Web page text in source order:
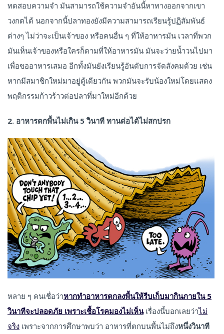
ทดสอบความจำ มันสามารถใช้ความจำอันนี้หาทางออกจากเขา
วงกตได้ นอกจากนี้ปลาทองยังมีความสามารถเรียนรู้ปฏิสัมพันธ์
ต่างๆ ไม่ว่าจะเป็นเจ้าของ หรือคนอื่น ๆ ที่ให้อาหารมัน เวลาที่พวก
มันเห็นเจ้าของหรือใครก็ตามที่ให้อาหารมัน มันจะว่ายน้ำวนไปมา
เพื่อขออาหารเสมอ อีกทั้งมันยังเรียนรู้อันดับการจัดสังคมด้วย เช่น
หากมีสมาชิกใหม่มาอยู่ตู้เดียวกัน พวกมันจะรับน้องใหม่โดยแสดง
พฤติกรรมก้าวร้าวต่อปลาที่มาใหม่อีกด้วย
2. อาหารตกพื้นไม่เกิน 5 วินาที ทานต่อได้ไม่สกปรก
หลาย ๆ คนเชื่อว่าหากทำอาหารตกลงพื้นให้รีบเก็บมากินภายใน 5
วินาทีจะปลอดภัย เพราะเชื้อโรคมองไม่เห็นเรื่องนี้บอกเลยว่าไม่
จริง เพราะจากการศึกษาพบว่า อาหารที่ตกบนพื้นไม่ถึงหนึ่งวินาที